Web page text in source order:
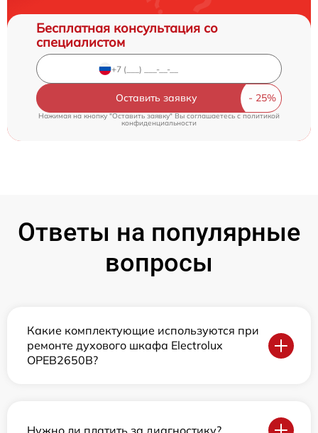
Бесплатная консультация со
специалистом
Оставить заявку
Нажимая на кнопку "Оставить заявку" Вы соглашаетесь c политикой
конфиденциальности
Ответы на популярные
вопросы
Какие комплектующие используются при
ремонте духового шкафа Electrolux
OPEB2650B?
Нужно ли платить за диагностику?